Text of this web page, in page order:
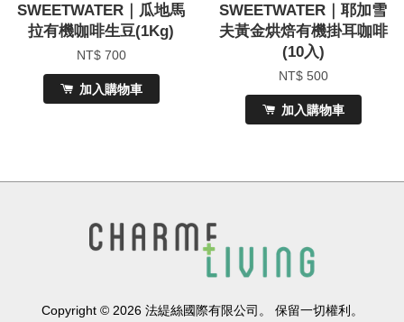
SWEETWATER｜瓜地馬
拉有機咖啡生豆(1Kg)
NT$ 700
加入購物車
SWEETWATER｜耶加雪
夫黃金烘焙有機掛耳咖啡
(10入)
NT$ 500
加入購物車
Copyright © 2026 法緹絲國際有限公司。 保留一切權利。